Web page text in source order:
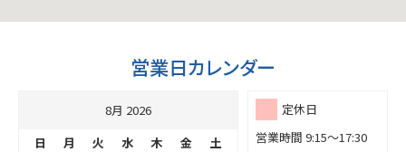
営業日カレンダー
定休日
営業時間 9:15～17:30
8月 2026
日
月 火 水 木 金
土